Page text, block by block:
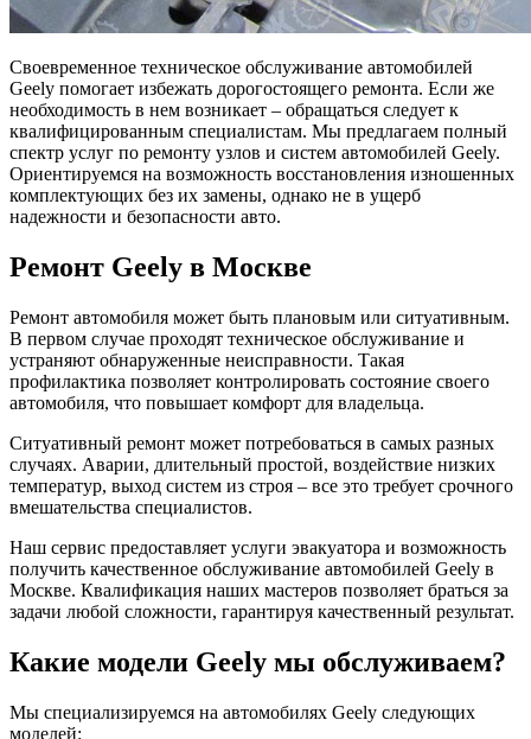
Своевременное техническое обслуживание автомобилей
Geely помогает избежать дорогостоящего ремонта. Если же
необходимость в нем возникает – обращаться следует к
квалифицированным специалистам. Мы предлагаем полный
спектр услуг по ремонту узлов и систем автомобилей Geely.
Ориентируемся на возможность восстановления изношенных
комплектующих без их замены, однако не в ущерб
надежности и безопасности авто.
Ремонт Geely в Москве
Ремонт автомобиля может быть плановым или ситуативным.
В первом случае проходят техническое обслуживание и
устраняют обнаруженные неисправности. Такая
профилактика позволяет контролировать состояние своего
автомобиля, что повышает комфорт для владельца.
Ситуативный ремонт может потребоваться в самых разных
случаях. Аварии, длительный простой, воздействие низких
температур, выход систем из строя – все это требует срочного
вмешательства специалистов.
Наш сервис предоставляет услуги эвакуатора и возможность
получить качественное обслуживание автомобилей Geely в
Москве. Квалификация наших мастеров позволяет браться за
задачи любой сложности, гарантируя качественный результат.
Какие модели Geely мы обслуживаем?
Мы специализируемся на автомобилях Geely следующих
моделей: